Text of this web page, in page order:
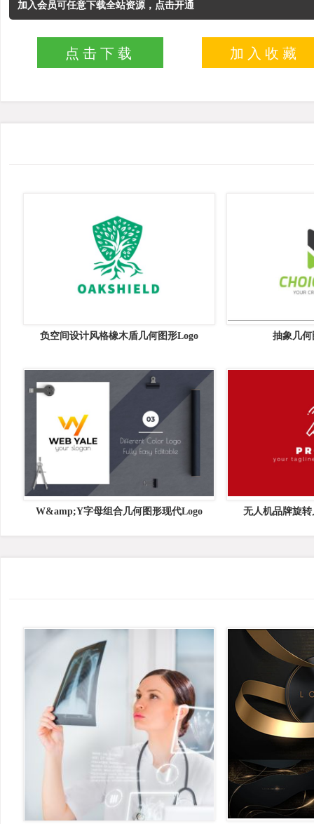
加入会员可任意下载全站资源，点击开通
点击下载 加入收藏
负空间设计风格橡木盾几何图形Logo 抽象几何
W&amp;Y字母组合几何图形现代Logo 无人机品牌旋